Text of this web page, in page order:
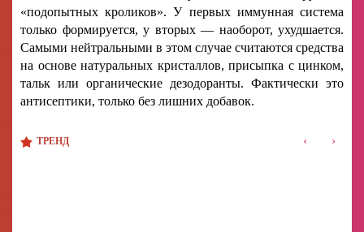
«подопытных кроликов». У первых иммунная система
только формируется, у вторых — наоборот, ухудшается.
Самыми нейтральными в этом случае считаются средства
на основе натуральных кристаллов, присыпка с цинком,
тальк или органические дезодоранты. Фактически это
антисептики, только без лишних добавок.
ТРЕНД ‹ ›